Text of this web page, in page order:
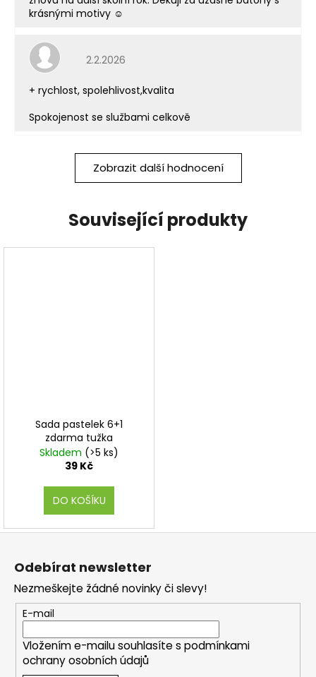
krásnými motivy ☺️
Hodnocení obchodu je 5 z 5 hvězdiček.
2.2.2026
+ rychlost, spolehlivost,kvalita
Spokojenost se službami celkově
Zobrazit další hodnocení
Související produkty
Sada pastelek 6+1
zdarma tužka
Skladem (>5 ks)
39 Kč
DO KOŠÍKU
Z
Odebírat newsletter
Nezmeškejte žádné novinky či slevy!
E-mail
Vložením e-mailu souhlasíte s podmínkami
ochrany osobních údajů